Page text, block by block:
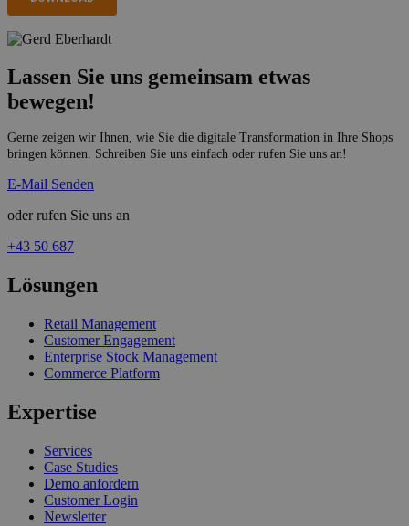
Lassen Sie uns gemeinsam etwas
bewegen!
Gerne zeigen wir Ihnen, wie Sie die digitale Transformation in Ihre Shops
bringen können. Schreiben Sie uns einfach oder rufen Sie uns an!
E-Mail Senden
oder rufen Sie uns an
+43 50 687
Lösungen
Retail Management
Customer Engagement
Enterprise Stock Management
Commerce Platform
Expertise
Services
Case Studies
Demo anfordern
Customer Login
Newsletter